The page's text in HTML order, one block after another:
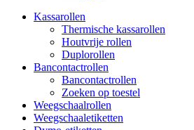
Kassarollen
Thermische kassarollen
Houtvrije rollen
Duplorollen
Bancontactrollen
Bancontactrollen
Zoeken op toestel
Weegschaalrollen
Weegschaaletiketten